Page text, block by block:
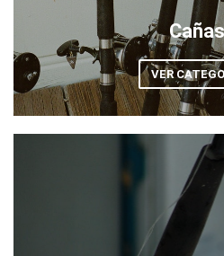
Cañas
VER